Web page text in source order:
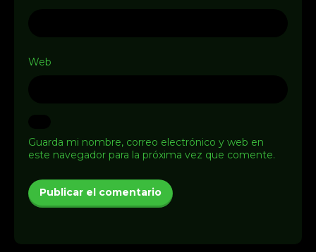
Web
Guarda mi nombre, correo electrónico y web en
este navegador para la próxima vez que comente.